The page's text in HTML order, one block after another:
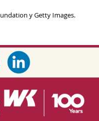
y Getty Images.